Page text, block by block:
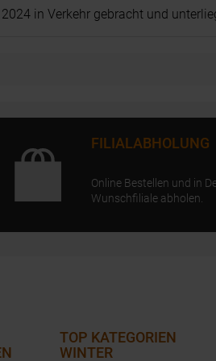
in Verkehr gebracht und
FILIALABHOLUNG
Online Bestellen und in
Wunschfiliale abholen.
TOP KATEGORIEN
WINTER